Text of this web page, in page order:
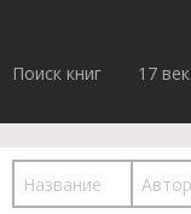
Поиск книг
17 век